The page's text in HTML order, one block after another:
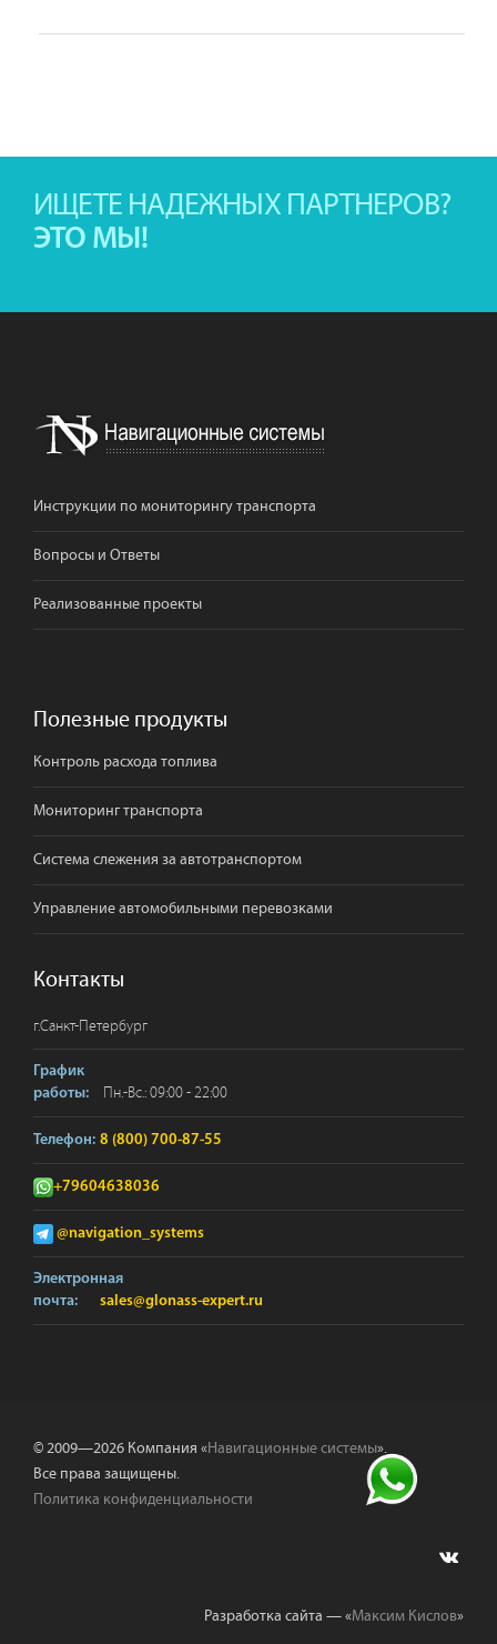
ИЩЕТЕ НАДЕЖНЫХ ПАРТНЕРОВ?
ЭТО МЫ!
Инструкции по мониторингу транспорта
Вопросы и Ответы
Реализованные проекты
Полезные продукты
Контроль расхода топлива
Мониторинг транспорта
Система слежения за автотранспортом
Управление автомобильными перевозками
Контакты
г.Санкт-Петербург
График
работы:
Пн.-Вс.: 09:00 - 22:00
Телефон: 8 (800) 700-87-55
+79604638036
@navigation_systems
Электронная
почта:
sales@glonass-expert.ru
© 2009—2026 Компания «Навигационные системы».
Все права защищены.
Политика конфиденциальности
Разработка сайта — «Максим Кислов»